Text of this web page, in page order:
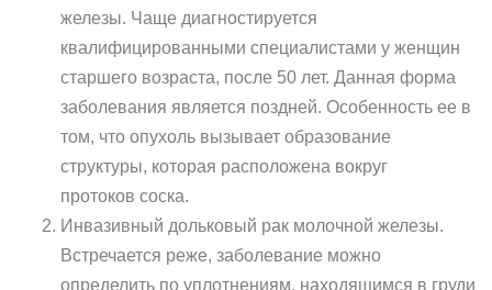
железы. Чаще диагностируется
квалифицированными специалистами у женщин
старшего возраста, после 50 лет. Данная форма
заболевания является поздней. Особенность ее в
том, что опухоль вызывает образование
структуры, которая расположена вокруг
протоков соска.
Инвазивный дольковый рак молочной железы.
Встречается реже, заболевание можно
определить по уплотнениям, находящимся в груди